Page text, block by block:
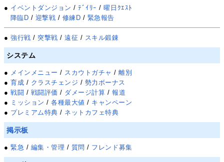
● イベントダンジョン /ﾃﾞｲﾘｰ /曜日ｸｴｽﾄ
降臨D / 迎撃戦 / 修練D / 緊急報告
●強行戦 / 突撃戦 /遠征 / スキル鍛錬
システム
● メインメニュー / スカウトガチャ /離別
●育成 / クラスチェンジ / 勢力ボーナス
●戦闘 / 戦闘評価 / ダメージ計算 / 報道
● ミッション /各種最大値 / キャンペーン
● プレミアム特典 / ネットカフェ特典
掲示板
●緊急 / 編集・管理 / 質問 / フレンド募集